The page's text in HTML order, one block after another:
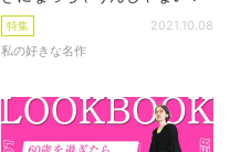
特集
私の好きな名作
2021.10.08